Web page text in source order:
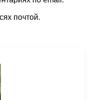
почтой.